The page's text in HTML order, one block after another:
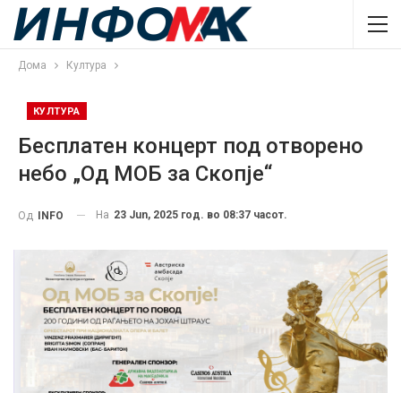
Дома Култура
КУЛТУРА
Бесплатен концерт под отворено
небо „Од MOБ за Скопје“
Од INFO На 23 Jun, 2025 год. во 08:37 часот.